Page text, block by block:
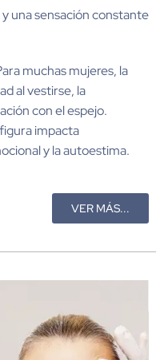
una sensación constante
muchas mujeres, la
al vestirse, la
con el espejo.
impacta
y la autoestima.
VER MÁS...